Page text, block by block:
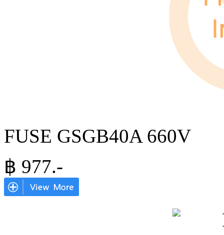
FUSE GSGB40A 660V
฿ 977.-